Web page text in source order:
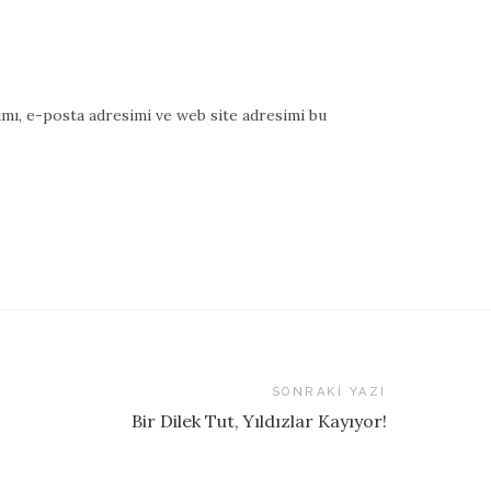
e-posta adresimi ve web site adresimi bu
SONRAKI YAZI
Bir Dilek Tut, Yıldızlar Kayıyor!